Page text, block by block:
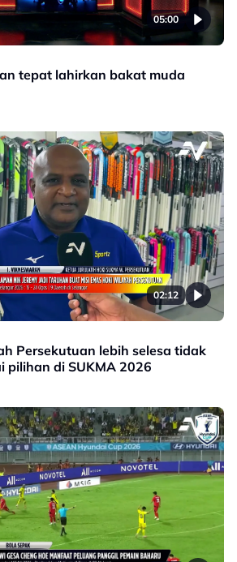
05:00
tepat lahirkan bakat muda
02:12
Persekutuan lebih selesa tidak
pilihan di SUKMA 2026